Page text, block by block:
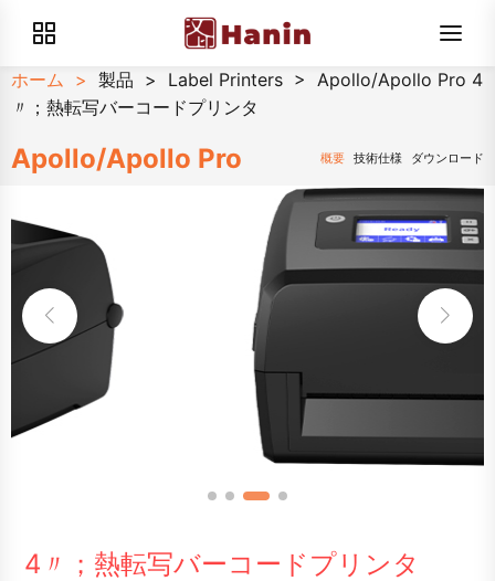
ホーム > 製品 > Label Printers > Apollo/Apollo Pro 4
〃；熱転写バーコードプリンタ
Apollo/Apollo Pro 概要 技術仕様 ダウンロード
4〃；熱転写バーコードプリンタ